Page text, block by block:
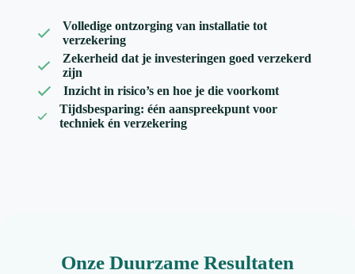
Volledige ontzorging van installatie tot
verzekering
Zekerheid dat je investeringen goed verzekerd
zijn
Inzicht in risico’s en hoe je die voorkomt
Tijdsbesparing: één aanspreekpunt voor
techniek én verzekering
Onze Duurzame Resultaten